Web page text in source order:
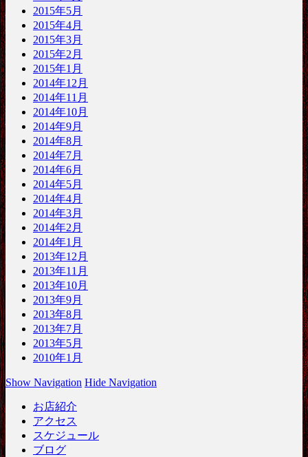
2015年5月
2015年4月
2015年3月
2015年2月
2015年1月
2014年12月
2014年11月
2014年10月
2014年9月
2014年8月
2014年7月
2014年6月
2014年5月
2014年4月
2014年3月
2014年2月
2014年1月
2013年12月
2013年11月
2013年10月
2013年9月
2013年8月
2013年7月
2013年5月
2010年1月
Show Navigation Hide Navigation
お店紹介
アクセス
スケジュール
ブログ